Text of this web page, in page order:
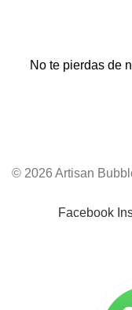
No te pierdas de
© 2026 Artisan
Facebook